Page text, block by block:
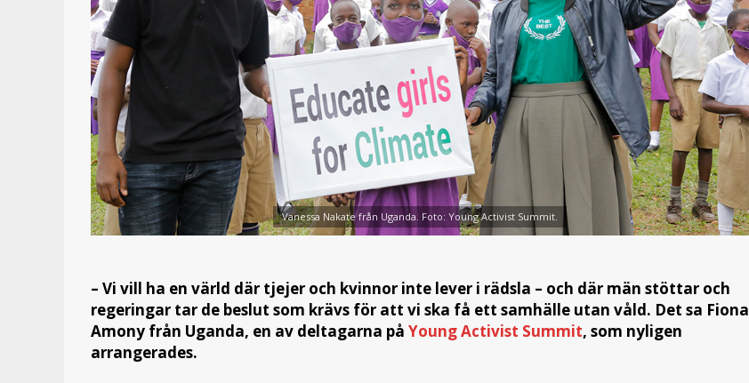
Vanessa Nakate från Uganda. Foto: Young Activist Summit.
– Vi vill ha en värld där tjejer och kvinnor inte lever i rädsla – och där män stöttar och
regeringar tar de beslut som krävs för att vi ska få ett samhälle utan våld. Det sa Fiona
Amony från Uganda, en av deltagarna på Young Activist Summit, som nyligen
arrangerades.